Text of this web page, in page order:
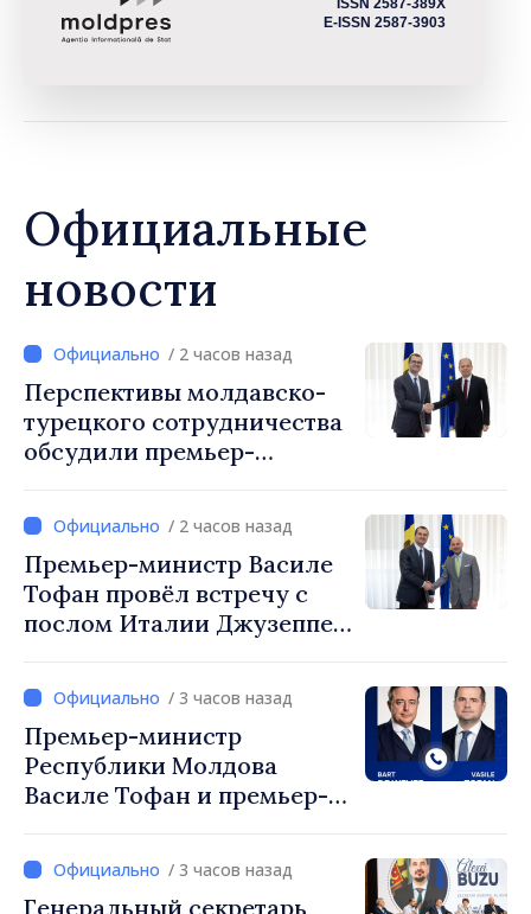
E-ISSN 2587-3903
Официальные
новости
/ 2 часов назад
Перспективы молдавско-
турецкого сотрудничества
обсудили премьер-
посол Турции Уйгар
Мустафа Сертел/ 2 часов назад
Премьер-министр Василе
Тофан провёл встречу с
послом Италии Джузеппе
/ 3 часов назад
Премьер-министр
Республики Молдова
Василе Тофан и премьер-
Вевер обсудили
европейский путь
/ 3 часов назад
Генеральный секретарь